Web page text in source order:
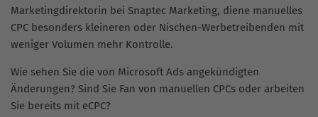
Marketingdirektorin bei Snaptec Marketing, diene manuelles
CPC besonders kleineren oder Nischen-Werbetreibenden mit
weniger Volumen mehr Kontrolle.
Wie sehen Sie die von Microsoft Ads angekündigten
Änderungen? Sind Sie Fan von manuellen CPCs oder arbeiten
Sie bereits mit eCPC?